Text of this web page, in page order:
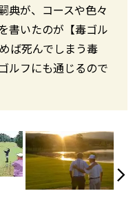
典が、コースや色々
書いたのが【毒ゴル
ば死んでしまう毒
ルフにも通じるので